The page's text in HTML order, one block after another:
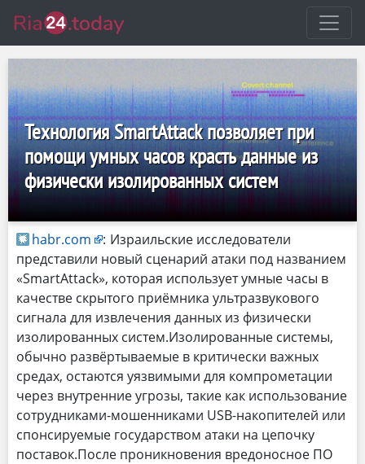
Технология SmartAttack позволяет при
помощи умных часов красть данные из
физически изолированных систем
habr.com : Израильские исследователи
представили новый сценарий атаки под названием
«SmartAttack», которая использует умные часы в
качестве скрытого приёмника ультразвукового
сигнала для извлечения данных из физически
изолированных систем.Изолированные системы,
обычно развёртываемые в критически важных
средах, остаются уязвимыми для компрометации
через внутренние угрозы, такие как использование
сотрудниками-мошенниками USB-накопителей или
спонсируемые государством атаки на цепочку
поставок.После проникновения вредоносное ПО